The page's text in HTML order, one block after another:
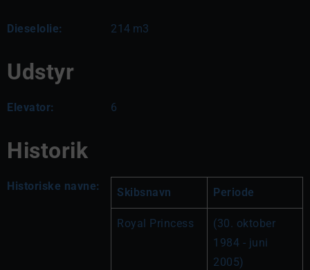
Dieselolie: 214 m3
Udstyr
Elevator: 6
Historik
Historiske navne: Skibsnavn Periode
Royal Princess
(30. oktober
1984 - juni
2005)